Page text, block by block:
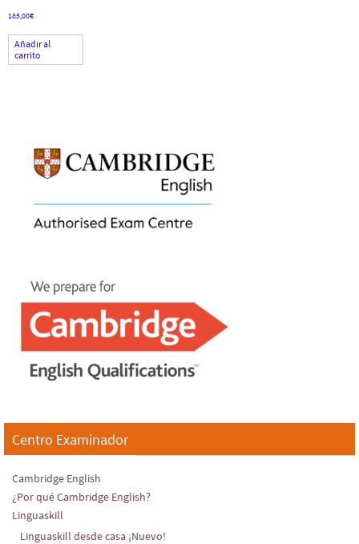
185,00€
Añadir al
carrito
Centro Examinador
Cambridge English
¿Por qué Cambridge English?
Linguaskill
Linguaskill desde casa ¡Nuevo!